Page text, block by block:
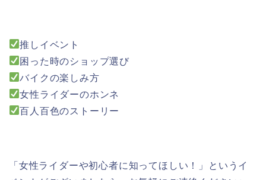
推しイベント
困った時のショップ選び
バイクの楽しみ方
女性ライダーのホンネ
百人百色のストーリー
「女性ライダーや初心者に知ってほしい！」というイ